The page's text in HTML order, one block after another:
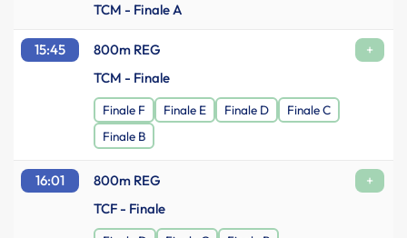
TCM - Finale A
15:45 800m REG
+
TCM - Finale
Finale F Finale E Finale D
Finale C
Finale B
16:01 800m REG
+
TCF - Finale